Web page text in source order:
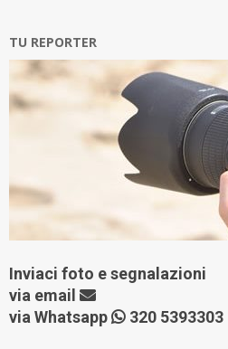
TU REPORTER
Inviaci foto e segnalazioni
via email
via Whatsapp
320 5393303